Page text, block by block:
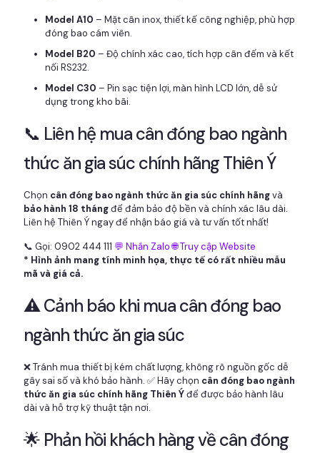
Model A10 – Mặt cân inox, thiết kế công nghiệp, phù hợp
đóng bao cám viên.
Model B20 – Độ chính xác cao, tích hợp cân đếm và kết
nối RS232.
Model C30 – Pin sạc tiện lợi, màn hình LCD lớn, dễ sử
dụng trong kho bãi.
📞 Liên hệ mua cân đóng bao ngành
thức ăn gia súc chính hãng Thiên Ý
Chọn cân đóng bao ngành thức ăn gia súc chính hãngvà
bảo hành 18 thángđể đảm bảo độ bền và chính xác lâu dài.
Liên hệ Thiên Ý ngay để nhận báo giá và tư vấn tốt nhất!
📞 Gọi: 0902 444 111 💬 Nhắn Zalo 🌐 Truy cập Website
* Hình ảnh mang tính minh họa, thực tế có rất nhiều mẫu
mã và giá cả.
⚠️ Cảnh báo khi mua cân đóng bao
ngành thức ăn gia súc
❌ Tránh mua thiết bị kém chất lượng, không rõ nguồn gốc dễ
gây sai số và khó bảo hành. ✅ Hãy chọn cân đóng bao ngành
thức ăn gia súc chính hãng Thiên Ýđể được bảo hành lâu
dài và hỗ trợ kỹ thuật tận nơi.
🌟 Phản hồi khách hàng về cân đóng